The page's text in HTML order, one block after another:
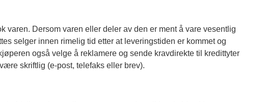
varen. Dersom varen eller deler av den er ment å vare vesentlig
selger innen rimelig tid etter at leveringstiden er kommet og
også velge å reklamere og sende kravdirekte til kredittyter
skriftlig (e-post, telefaks eller brev).